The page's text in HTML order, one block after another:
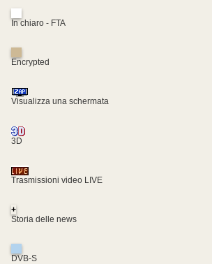
In chiaro - FTA
Encrypted
Visualizza una schermata
3D
Trasmissioni video LIVE
+
Storia delle news
DVB-S